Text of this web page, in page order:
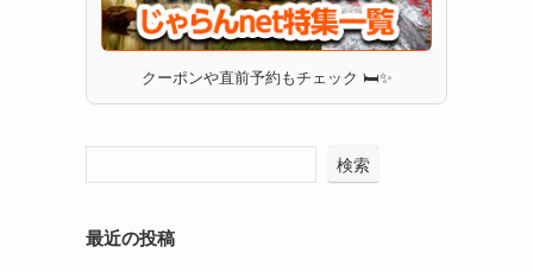
クーポンや直前予約もチェック 🛏✨
検索
最近の投稿